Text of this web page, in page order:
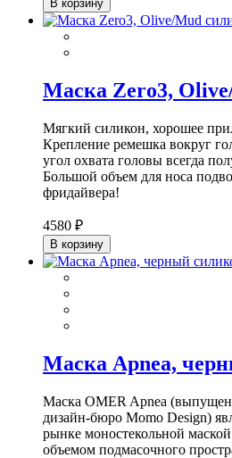
В корзину
Маска Zero3,
Мягкий силикон, хорошее
Крепление ремешка вокруг
угол охвата головы всегда
Большой объем для носа
фридайвера!
4580 ₽
В корзину
Маска Apnea,
Маска OMER Apnea
дизайн-бюро Momo Design)
рынке моностекольной
объемом подмасочного